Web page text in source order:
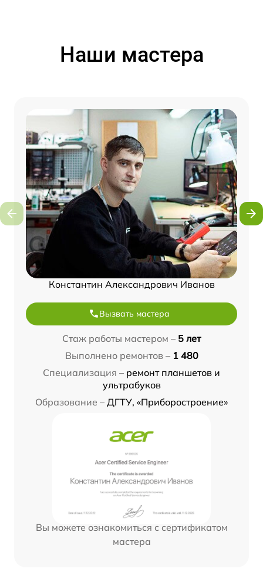
Наши мастера
Константин Александрович Иванов
Вызвать мастера
Стаж работы мастером – 5 лет
Выполнено ремонтов – 1 480
Специализация – ремонт планшетов и
ультрабуков
Образование – ДГТУ, «Приборостроение»
Вы можете ознакомиться с сертификатом
мастера